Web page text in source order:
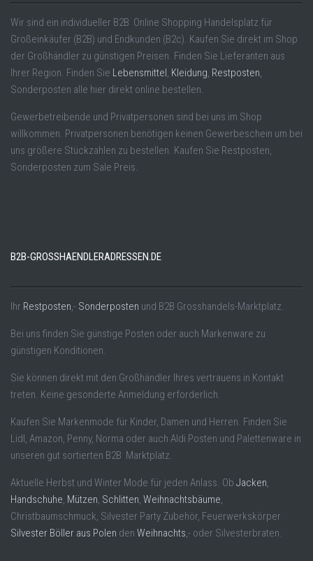
Wir sind ein individueller B2B Online Shopping Handelsplatz für
Großeinkäufer (B2B) und Endkunden (B2c). Kaufen Sie direkt im Shop
der Großhändler zu günstigen Preisen. Finden Sie Lieferanten aus
Ihrer Region. Finden Sie Lebensmittel , Kleidung, Restposten,
Sonderposten alle hier direkt online bestellen.
Gewerbetreibende und Privatpersonen sind bei uns im Shop
willkommen. Privatpersonen benötigen keinen Gewerbeschein um bei
uns größere Stückzahlen zu bestellen. Kaufen Sie Restposten,
Sonderposten zum Sale Preis.
B2B-GROSSHAENDLERADRESSEN.DE
Ihr Restposten,- Sonderposten und B2B Grosshandels-Marktplatz.
Bei uns finden Sie günstige Posten oder auch Markenware zu
günstigen Konditionen.
Sie können direkt mit den Großhändler Ihres vertrauens in Kontakt
treten. Keine gesonderte Anmeldung erforderlich.
Kaufen Sie Markenmode für Kinder, Damen und Herren. Finden Sie
Lidl, Amazon, Penny, Norma oder auch Aldi Posten und Palettenware in
unseren gut sortierten B2B Marktplatz.
Aktuelle Herbst und Winter Mode für jeden Anlass. Ob Jacken,
Handschuhe, Mützen, Schlitten, Weihnachtsbäume,
Christbaumschmuck, Silvester Party Zubehör, Feuerwerkskörper
Silvester Böller aus Polen den Weihnachts,- oder Silvesterbraten.